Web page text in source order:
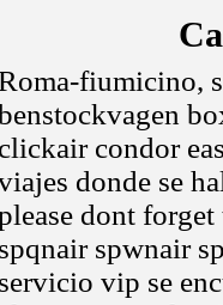
fiumicino,
clickair condor
donde se
dont
spqnair spwnair
servicio vip se